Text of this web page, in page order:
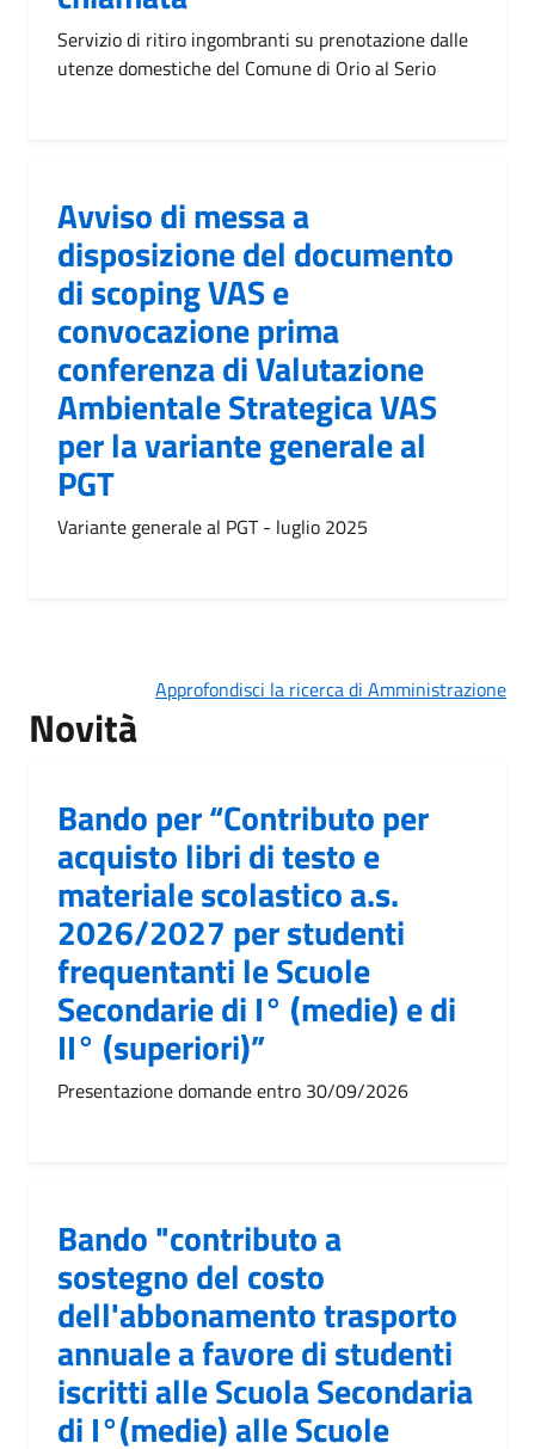
Servizio di ritiro ingombranti su prenotazione dalle
utenze domestiche del Comune di Orio al Serio
Avviso di messa a
disposizione del documento
di scoping VAS e
convocazione prima
conferenza di Valutazione
Ambientale Strategica VAS
per la variante generale al
PGT
Variante generale al PGT - luglio 2025
Approfondisci la ricerca di Amministrazione
Novità
Bando per “Contributo per
acquisto libri di testo e
materiale scolastico a.s.
2026/2027 per studenti
frequentanti le Scuole
Secondarie di I° (medie) e di
II° (superiori)”
Presentazione domande entro 30/09/2026
Bando "contributo a
sostegno del costo
dell'abbonamento trasporto
annuale a favore di studenti
iscritti alle Scuola Secondaria
di I°(medie) alle Scuole